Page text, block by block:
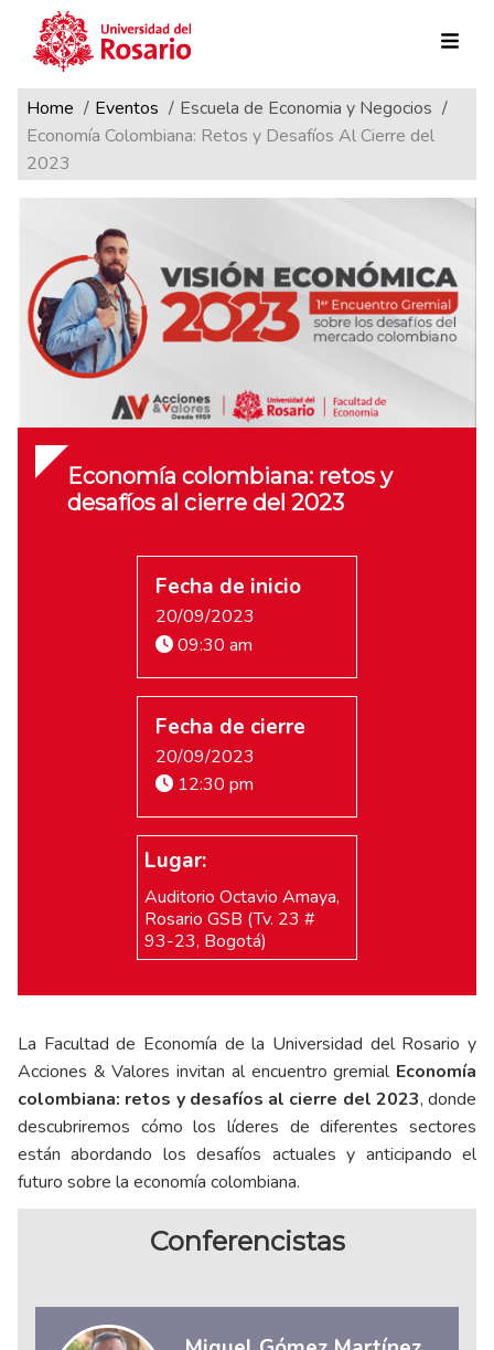
Pasar al contenido principal
Ruta de navegación
Home Eventos
Escuela de Economia y Negocios
Economía Colombiana: Retos y Desafíos Al Cierre del
2023
Economía colombiana: retos y
desafíos al cierre del 2023
Fecha de inicio
20/09/2023
09:30 am
Fecha de cierre
20/09/2023
12:30 pm
Lugar:
Auditorio Octavio Amaya,
Rosario GSB (Tv. 23 #
93-23, Bogotá)
La Facultad de Economía de la Universidad del Rosario y
Acciones & Valores invitan al encuentro gremial Economía
colombiana: retos y desafíos al cierre del 2023, donde
descubriremos cómo los líderes de diferentes sectores
están abordando los desafíos actuales y anticipando el
futuro sobre la economía colombiana.
Conferencistas